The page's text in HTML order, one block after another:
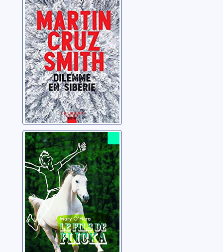
Smith, Martin Cruz
Le fils de Flicka
O'Hara, Mary